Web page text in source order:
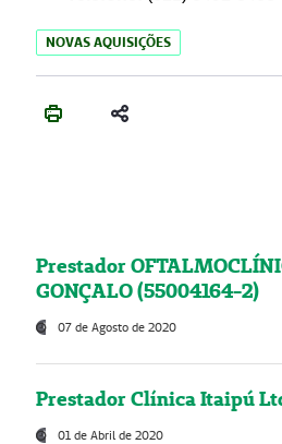
NOVAS AQUISIÇÕES
Prestador
GONÇALO (55004164-2)
07 de Agosto de 2020
Prestador Clínica Itaipú
01 de Abril de 2020